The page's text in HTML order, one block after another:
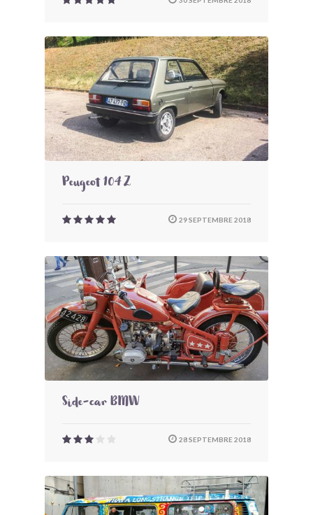
Peugeot 104 Z
29 SEPTEMBRE 2018
Side-car BMW
28 SEPTEMBRE 2018